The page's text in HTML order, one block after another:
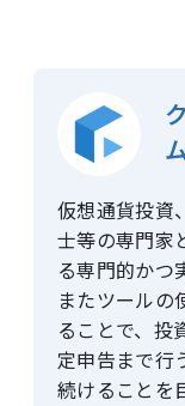
仮想通貨投資
士等の専門家
る専門的かつ
またツールの
ることで、投
定申告まで行
続けることを